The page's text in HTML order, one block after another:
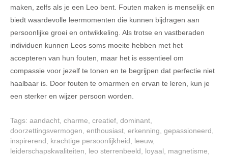
maken, zelfs als je een Leo bent. Fouten maken is menselijk en
biedt waardevolle leermomenten die kunnen bijdragen aan
persoonlijke groei en ontwikkeling. Als trotse en vastberaden
individuen kunnen Leos soms moeite hebben met het
accepteren van hun fouten, maar het is essentieel om
compassie voor jezelf te tonen en te begrijpen dat perfectie niet
haalbaar is. Door fouten te omarmen en ervan te leren, kun je
een sterker en wijzer persoon worden.
Tags: aandacht charme creatief dominant
doorzettingsvermogen enthousiast erkenning gepassioneerd
inspirerend
krachtige persoonlijkheid leeuw,
leiderschapskwaliteiten
leo sterrenbeeld loyaal magnetisme